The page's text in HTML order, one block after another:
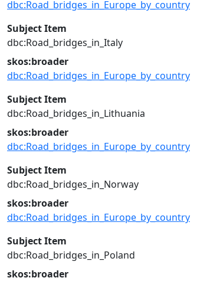
dbc:Road_bridges_in_Europe_by_country
Subject Item
dbc:Road_bridges_in_Italy
skos:broader
dbc:Road_bridges_in_Europe_by_country
Subject Item
dbc:Road_bridges_in_Lithuania
skos:broader
dbc:Road_bridges_in_Europe_by_country
Subject Item
dbc:Road_bridges_in_Norway
skos:broader
dbc:Road_bridges_in_Europe_by_country
Subject Item
dbc:Road_bridges_in_Poland
skos:broader